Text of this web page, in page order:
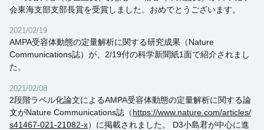
会東海支部支部長賞を受賞しました。おめでとうございます。
2021/02/19
AMPA受容体動態の定量解析に関する研究成果（Nature
Communications誌）が、2/19付の科学新聞紙1面で紹介されまし
た。
2021/02/08
2段階ラベル化論文によるAMPA受容体動態の定量解析に関する論
文がNature Communications誌（https://www.nature.com/articles/
s41467-021-21082-x）に掲載されました。 D3小島君が中心に進